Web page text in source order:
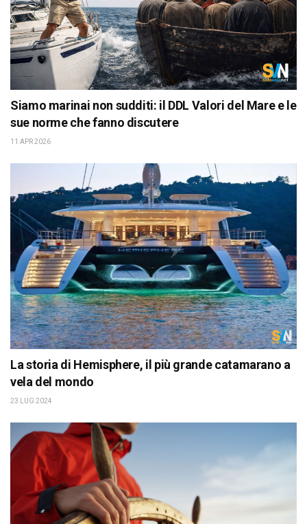
Siamo marinai non sudditi: il DDL Valori del Mare e le
sue norme che fanno discutere
11 APR 2026
La storia di Hemisphere, il più grande catamarano a
vela del mondo
23 LUG 2024